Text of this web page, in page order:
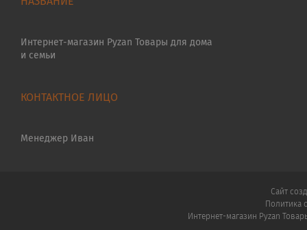
Интернет-магазин Pyzan Товары для дома
и семьи
Менеджер Иван
Сайт
Политика
Интернет-магазин Pyzan